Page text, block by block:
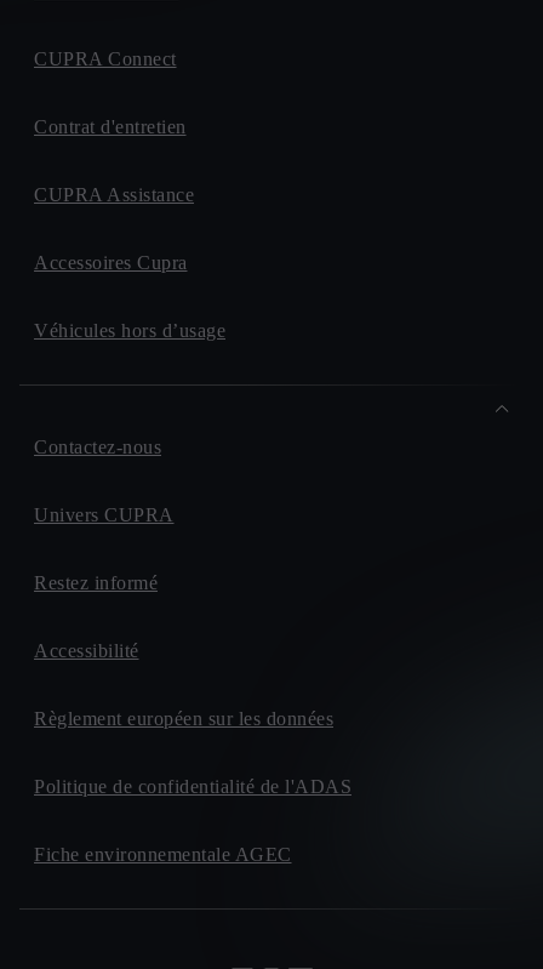
CUPRA Connect
Contrat d'entretien
CUPRA Assistance
Accessoires Cupra
Véhicules hors d’usage
Contactez-nous
Univers CUPRA
Restez informé
Accessibilité
Règlement européen sur les données
Politique de confidentialité de l'ADAS
Fiche environnementale AGEC